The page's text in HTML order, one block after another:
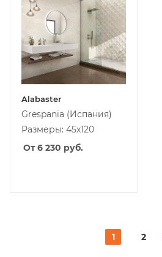
Alabaster
Grespania (Испания)
Размеры: 45x120
От 6 230 руб.
1 2